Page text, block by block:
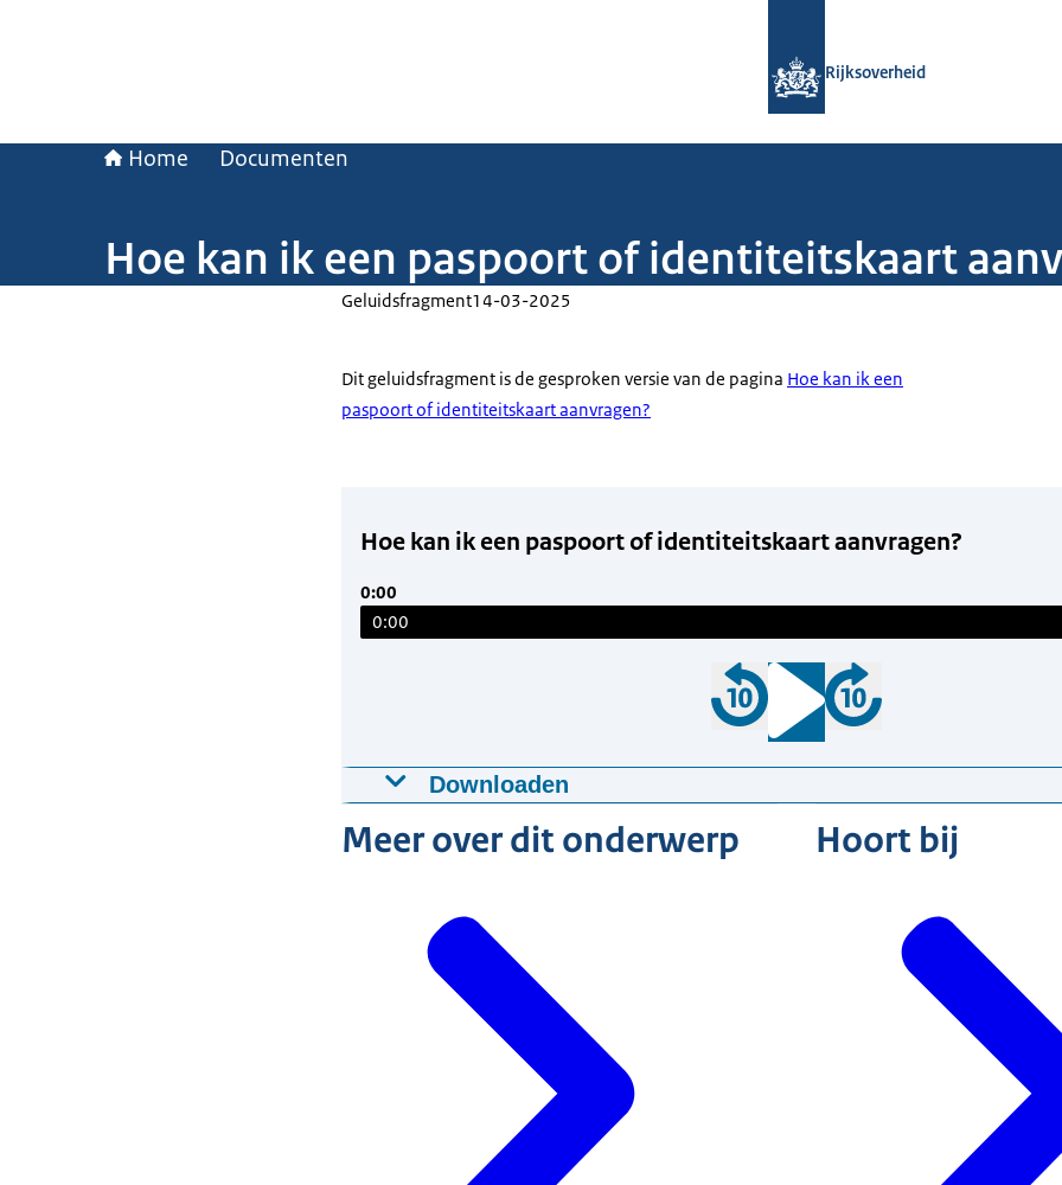
Rijksoverheid
Home Documenten
Hoe kan ik een paspoort of identiteitskaart
Geluidsfragment14-03-2025
Dit geluidsfragment is de gesproken versie van de pagina Hoe kan ik een
paspoort of identiteitskaart aanvragen?
Hoe kan ik een paspoort of identiteitskaart aanvragen?
0:00
0:00
Downloaden
14-03-2025 5:49 mp3 5,59 MB
Meer over dit onderwerp Hoort bij